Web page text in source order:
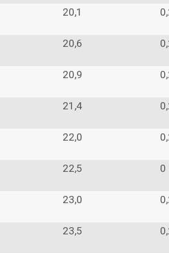
20,1
20,6
20,9
21,4
22,0
22,5 0
23,0
23,5